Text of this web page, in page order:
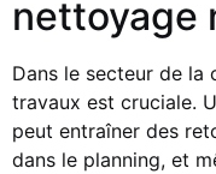
nettoyage
Dans le secteur de
travaux est cruciale.
peut entraîner des
dans le planning, et